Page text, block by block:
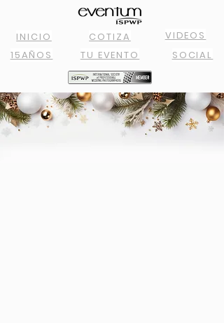
INICIO
15AÑOS
COTIZA
TU EVENTO
VIDEOS
SOCIAL